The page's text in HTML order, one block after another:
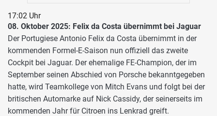
17:02 Uhr
08. Oktober 2025: Felix da Costa übernimmt bei Jaguar
Der Portugiese Antonio Felix da Costa übernimmt in der
kommenden Formel-E-Saison nun offiziell das zweite
Cockpit bei Jaguar. Der ehemalige FE-Champion, der im
September seinen Abschied von Porsche bekanntgegeben
hatte, wird Teamkollege von Mitch Evans und folgt bei der
britischen Automarke auf Nick Cassidy, der seinerseits im
kommenden Jahr für Citroen ins Lenkrad greift.